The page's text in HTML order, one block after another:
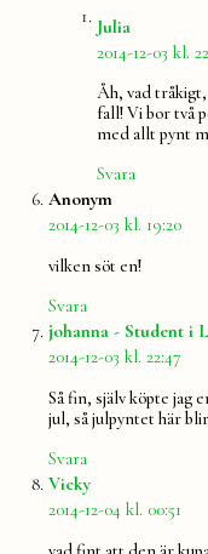
Julia
2014-12-03 kl.
Åh, vad
fall! Vi bor två
med allt pynt
Svara
Anonym
2014-12-03 kl. 19:20
vilken söt en!
Svara
johanna - Student i
2014-12-03 kl. 22:47
Så fin, själv köpte jag
jul, så julpyntet här
Svara
Vickysäger:
2014-12-04 kl. 00:51